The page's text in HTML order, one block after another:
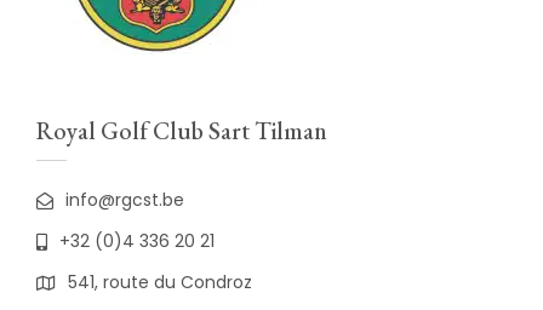
Royal Golf Club Sart Tilman
info@rgcst.be
+32 (0)4 336 20 21
541, route du Condroz